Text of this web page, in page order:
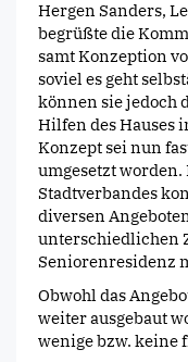
Hergen Sanders,
begrüßte die
samt Konzeption
soviel es geht
können sie jedoch
Hilfen des Hauses
Konzept sei nun
umgesetzt worden.
Stadtverbandes
diversen
unterschiedlichen
Seniorenresidenz
Obwohl das
weiter ausgebaut
wenige bzw. keine